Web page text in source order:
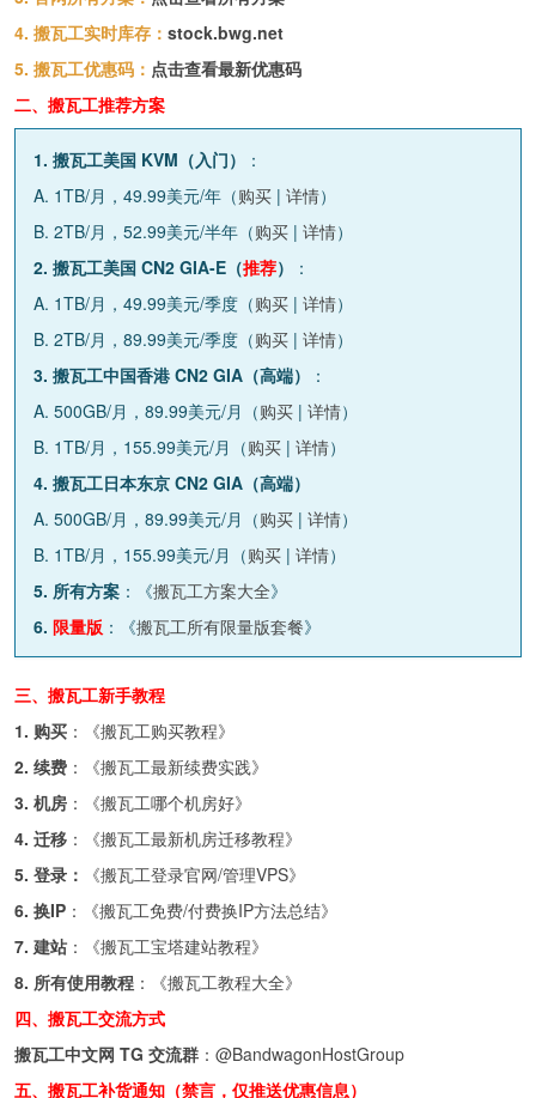
4. 搬瓦工实时库存： stock.bwg.net
5. 搬瓦工优惠码： 点击查看最新优惠码
二、搬瓦工推荐方案
1. 搬瓦工美国 KVM（入门）
：
A. 1TB/月，49.99美元/年（购买 | 详情）
B. 2TB/月，52.99美元/半年（购买 | 详情）
2. 搬瓦工美国 CN2 GIA-E（推荐）
：
A. 1TB/月，49.99美元/季度（购买 | 详情）
B. 2TB/月，89.99美元/季度（购买 | 详情）
3. 搬瓦工中国香港 CN2 GIA（高端）
：
A. 500GB/月，89.99美元/月（购买 | 详情）
B. 1TB/月，155.99美元/月（购买 | 详情）
4. 搬瓦工日本东京 CN2 GIA（高端）
A. 500GB/月，89.99美元/月（购买 | 详情）
B. 1TB/月，155.99美元/月（购买 | 详情）
5. 所有方案 ：《搬瓦工方案大全》
6. 限量版 ：《搬瓦工所有限量版套餐》
三、搬瓦工新手教程
1. 购买 ：《搬瓦工购买教程》
2. 续费 ：《搬瓦工最新续费实践》
3. 机房 ：《搬瓦工哪个机房好》
4. 迁移 ：《搬瓦工最新机房迁移教程》
5. 登录：
《搬瓦工登录官网/管理VPS》
6. 换IP ：《搬瓦工免费/付费换IP方法总结》
7. 建站 ：《搬瓦工宝塔建站教程》
8. 所有使用教程 ：《搬瓦工教程大全》
四、搬瓦工交流方式
搬瓦工中文网 TG 交流群 ： @BandwagonHostGroup
五、搬瓦工补货通知（禁言，仅推送优惠信息）